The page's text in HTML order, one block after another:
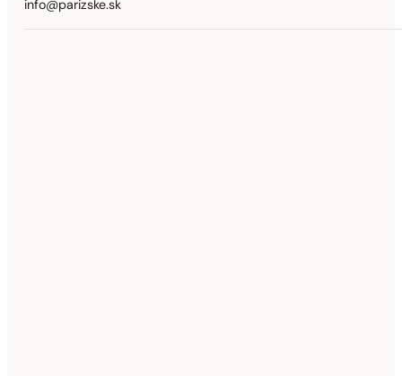
info@parizske.sk